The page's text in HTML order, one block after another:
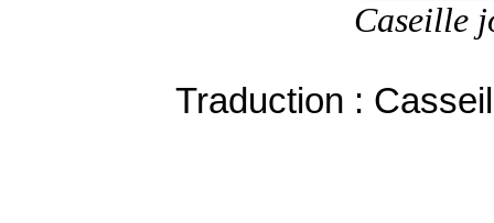
Caseille
Traduction :